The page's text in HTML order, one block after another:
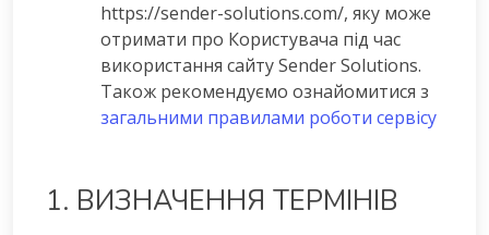
https://sender-solutions.com/, яку може
отримати про Користувача під час
використання сайту Sender Solutions.
Також рекомендуємо ознайомитися з
загальними правилами роботи сервісу
1. ВИЗНАЧЕННЯ ТЕРМІНІВ